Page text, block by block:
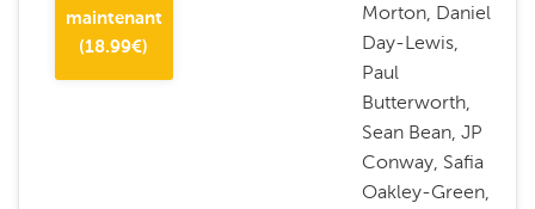
maintenant
(18.99€)
Morton, Daniel
Day-Lewis,
Paul
Butterworth,
Sean Bean, JP
Conway, Safia
Oakley-Green,